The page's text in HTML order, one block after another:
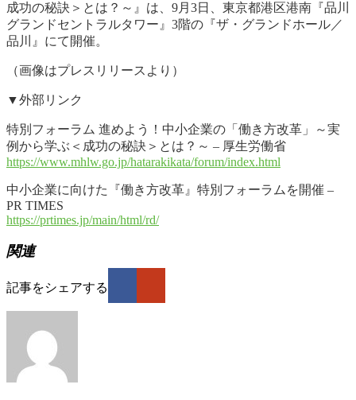
成功の秘訣＞とは？～』は、9月3日、東京都港区港南『品川
グランドセントラルタワー』3階の『ザ・グランドホール／
品川』にて開催。
（画像はプレスリリースより）
▼外部リンク
特別フォーラム 進めよう！中小企業の「働き方改革」～実
例から学ぶ＜成功の秘訣＞とは？～ – 厚生労働省
https://www.mhlw.go.jp/hatarakikata/forum/index.html
中小企業に向けた『働き方改革』特別フォーラムを開催 –
PR TIMES
https://prtimes.jp/main/html/rd/
関連
記事をシェアする